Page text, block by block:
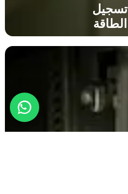
تسجيل
الطاقة